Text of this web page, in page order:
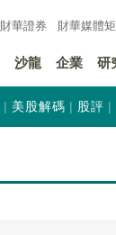
財華證券 財華媒體
沙龍 企業 研
美股解碼 股評